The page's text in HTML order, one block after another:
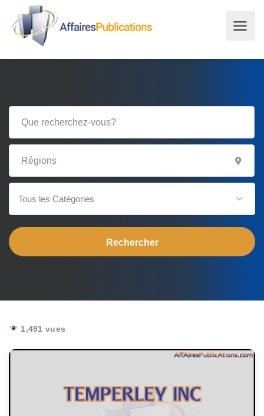
Tous les Catégories
1,491 vues